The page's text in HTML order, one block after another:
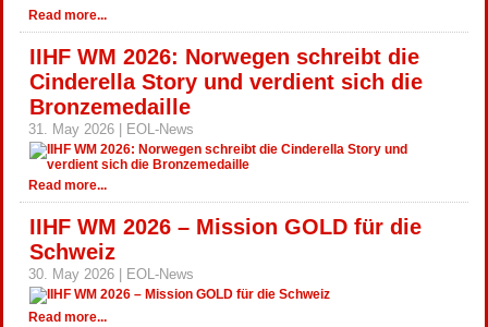
Read more...
IIHF WM 2026: Norwegen schreibt die
Cinderella Story und verdient sich die
Bronzemedaille
31. May 2026 | EOL-News
Read more...
IIHF WM 2026 – Mission GOLD für die
Schweiz
30. May 2026 | EOL-News
Read more...